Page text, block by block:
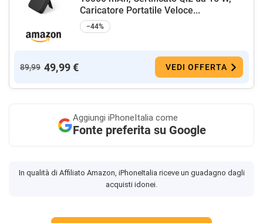
Caricatore Portatile Veloce...
−44%
89,99 49,99 € VEDI OFFERTA
Aggiungi iPhoneItalia come
Fonte preferita su Google
In qualità di Affiliato Amazon, iPhoneItalia riceve un guadagno dagli
acquisti idonei.